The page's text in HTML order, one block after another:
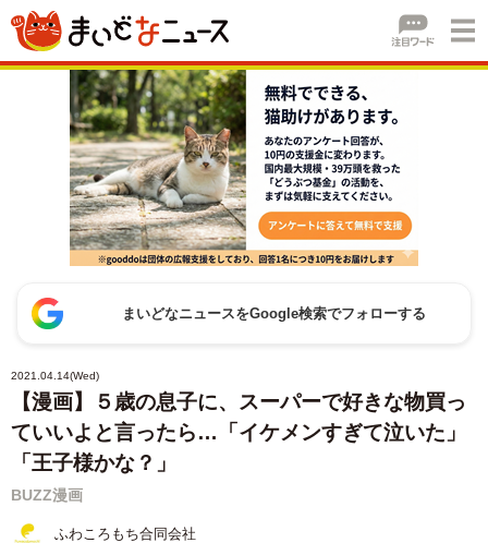
まいどなニュースをGoogle検索でフォローする
2021.04.14(Wed)
【漫画】５歳の息子に、スーパーで好きな物買っ
ていいよと言ったら…「イケメンすぎて泣いた」
「王子様かな？」
BUZZ漫画
ふわころもち合同会社